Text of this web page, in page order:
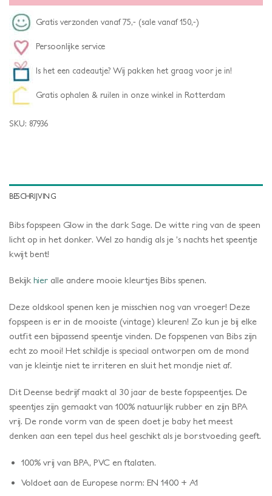
Gratis verzonden vanaf 75,- (sale vanaf 150,-)
Persoonlijke service
Is het een cadeautje? Wij pakken het graag voor je in!
Gratis ophalen & ruilen in onze winkel in Rotterdam
SKU: 87936
BESCHRIJVING
Bibs fopspeen Glow in the dark Sage. De witte ring van de speen
licht op in het donker. Wel zo handig als je ’s nachts het speentje
kwijt bent!
Bekijkhier alle andere mooie kleurtjes Bibs spenen.
Deze oldskool spenen ken je misschien nog van vroeger! Deze
fopspeen is er in de mooiste (vintage) kleuren! Zo kun je bij elke
outfit een bijpassend speentje vinden. De fopspenen van Bibs zijn
echt zo mooi! Het schildje is speciaal ontworpen om de mond
van je kleintje niet te irriteren en sluit het mondje niet af.
Dit Deense bedrijf maakt al 30 jaar de beste fopspeentjes. De
speentjes zijn gemaakt van 100% natuurlijk rubber en zijn BPA
vrij. De ronde vorm van de speen doet je baby het meest
denken aan een tepel dus heel geschikt als je borstvoeding geeft.
100% vrij van BPA, PVC en ftalaten.
Voldoet aan de Europese norm: EN 1400 + A1